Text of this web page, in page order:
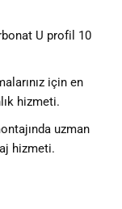
U profil 10
için en
hizmeti.
uzman
hizmeti.